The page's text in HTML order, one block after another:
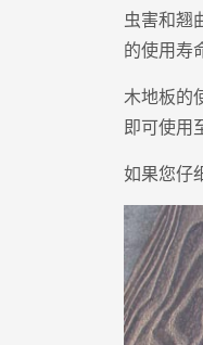
虫害和翘
的使用寿
木地板的
即可使用
如果您仔